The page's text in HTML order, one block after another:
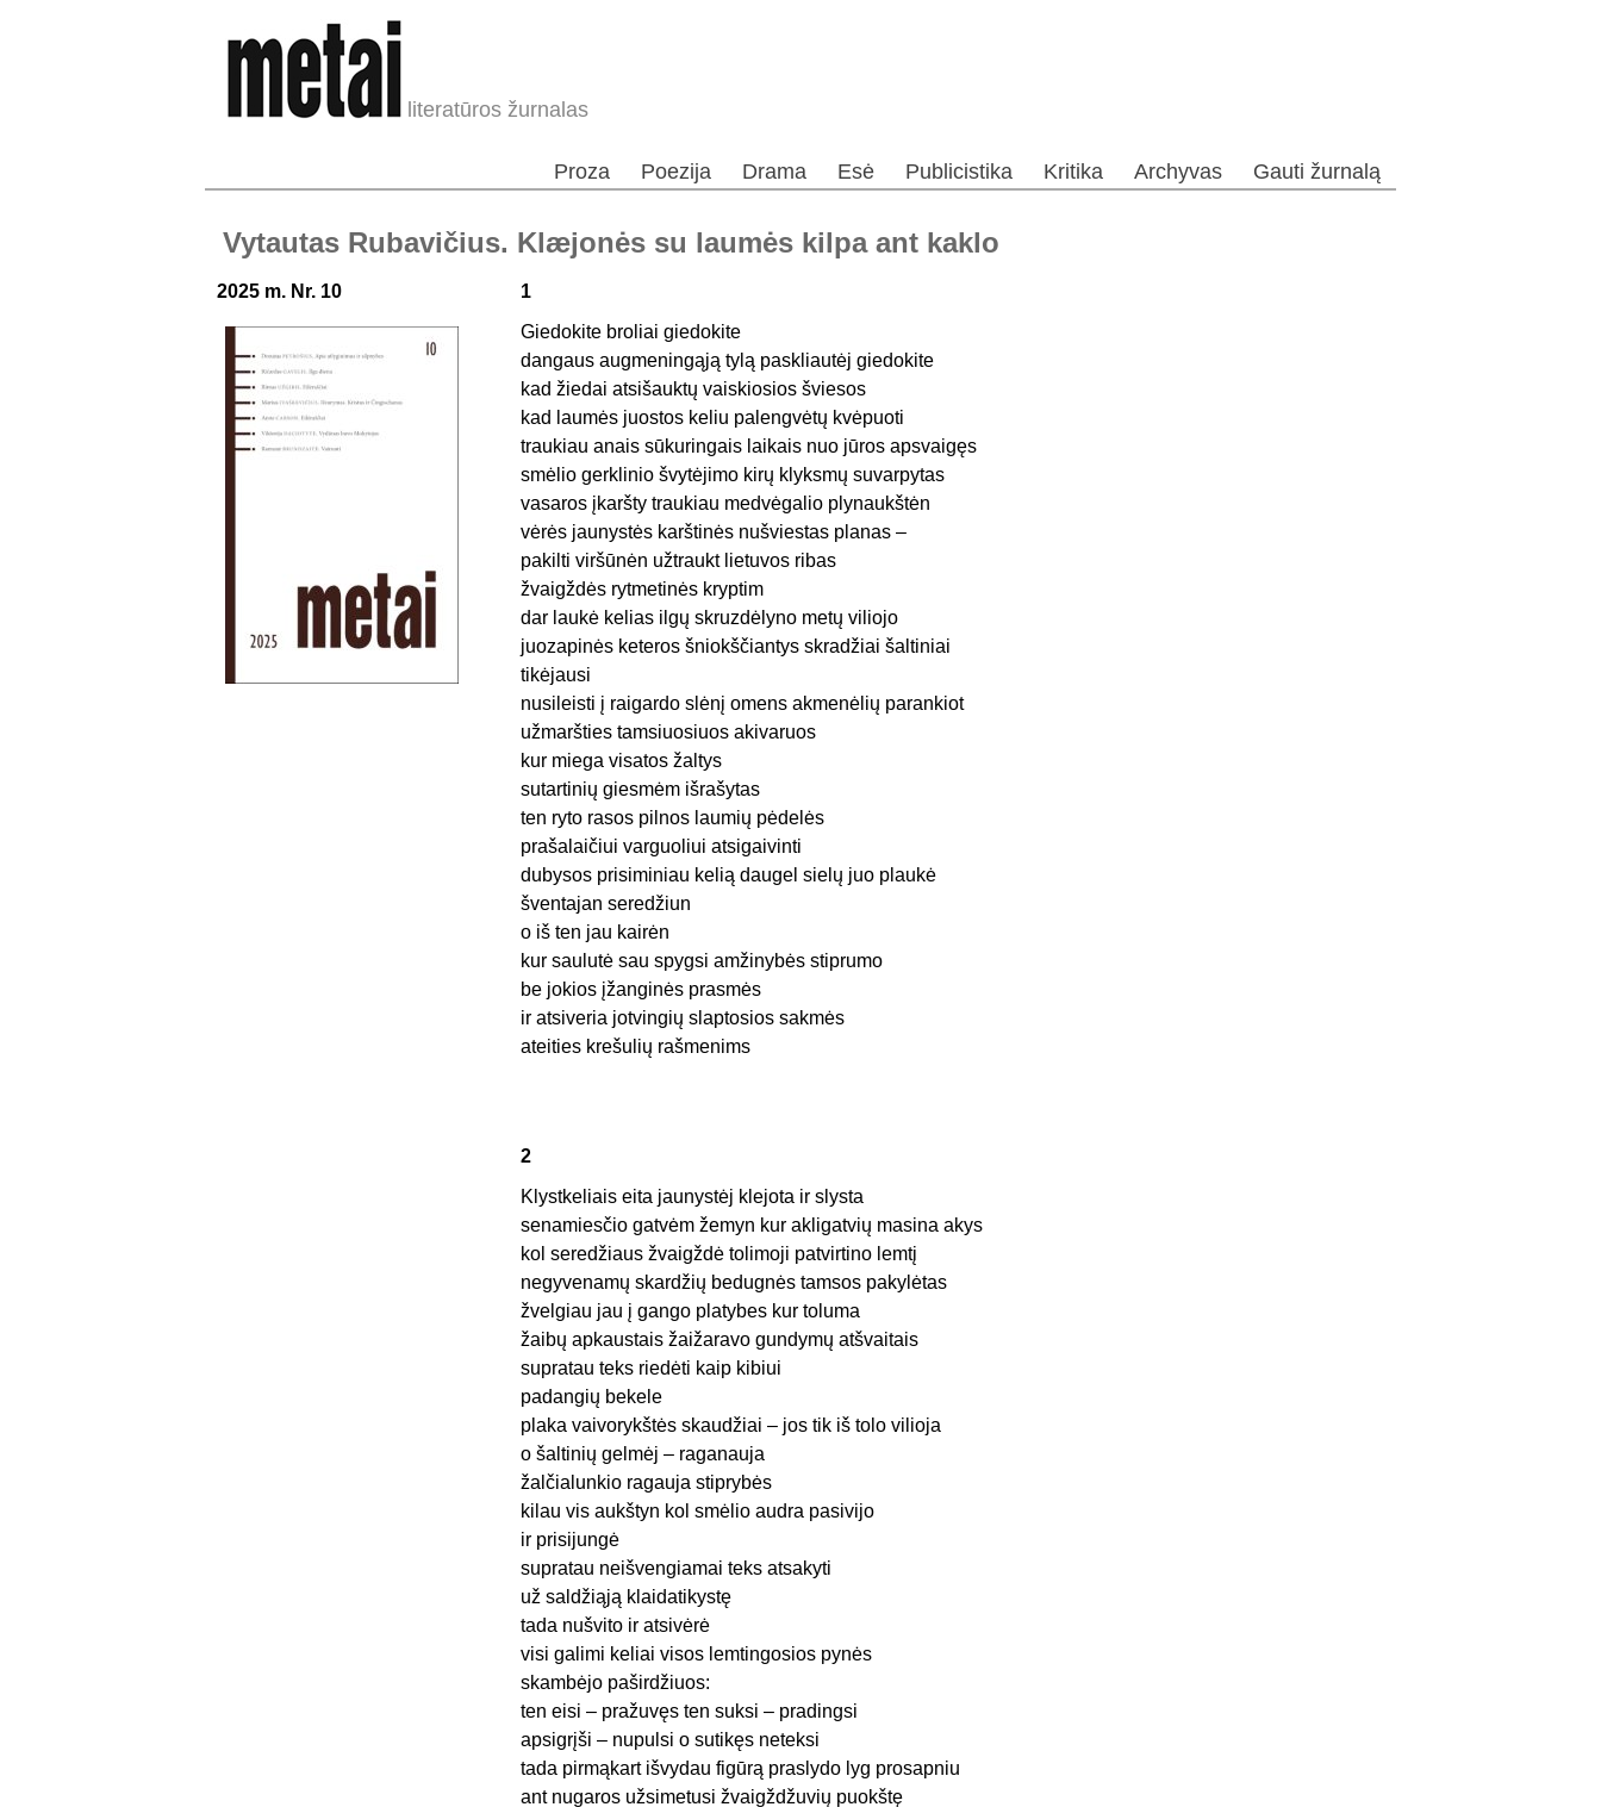
literatūros žurnalas
Proza Poezija Drama Esė Publicistika Kritika Archyvas Gauti žurnalą
Vytautas Rubavičius. Klæjonės su laumės kilpa ant kaklo
2025 m. Nr. 10
1
Giedokite broliai giedokite
dangaus augmeningąją tylą paskliautėj giedokite
kad žiedai atsišauktų vaiskiosios šviesos
kad laumės juostos keliu palengvėtų kvėpuoti
traukiau anais sūkuringais laikais nuo jūros apsvaigęs
smėlio gerklinio švytėjimo kirų klyksmų suvarpytas
vasaros įkaršty traukiau medvėgalio plynaukštėn
vėrės jaunystės karštinės nušviestas planas –
pakilti viršūnėn užtraukt lietuvos ribas
žvaigždės rytmetinės kryptim
dar laukė kelias ilgų skruzdėlyno metų viliojo
juozapinės keteros šniokščiantys skradžiai šaltiniai
tikėjausi
nusileisti į raigardo slėnį omens akmenėlių parankiot
užmaršties tamsiuosiuos akivaruos
kur miega visatos žaltys
sutartinių giesmėm išrašytas
ten ryto rasos pilnos laumių pėdelės
prašalaičiui varguoliui atsigaivinti
dubysos prisiminiau kelią daugel sielų juo plaukė
šventajan seredžiun
o iš ten jau kairėn
kur saulutė sau spygsi amžinybės stiprumo
be jokios įžanginės prasmės
ir atsiveria jotvingių slaptosios sakmės
ateities krešulių rašmenims
2
Klystkeliais eita jaunystėj klejota ir slysta
senamiesčio gatvėm žemyn kur akligatvių masina akys
kol seredžiaus žvaigždė tolimoji patvirtino lemtį
negyvenamų skardžių bedugnės tamsos pakylėtas
žvelgiau jau į gango platybes kur toluma
žaibų apkaustais žaižaravo gundymų atšvaitais
supratau teks riedėti kaip kibiui
padangių bekele
plaka vaivorykštės skaudžiai – jos tik iš tolo vilioja
o šaltinių gelmėj – raganauja
žalčialunkio ragauja stiprybės
kilau vis aukštyn kol smėlio audra pasivijo
ir prisijungė
supratau neišvengiamai teks atsakyti
už saldžiąją klaidatikystę
tada nušvito ir atsivėrė
visi galimi keliai visos lemtingosios pynės
skambėjo paširdžiuos:
ten eisi – pražuvęs ten suksi – pradingsi
apsigrįši – nupulsi o sutikęs neteksi
tada pirmąkart išvydau figūrą praslydo lyg prosapniu
ant nugaros užsimetusi žvaigždžuvių puokštę